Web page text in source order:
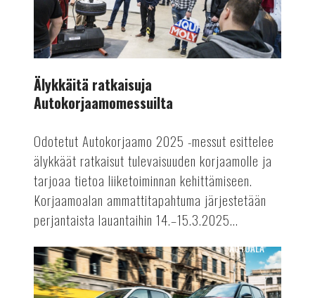
Älykkäitä ratkaisuja
Autokorjaamomessuilta
Odotetut Autokorjaamo 2025 -messut esittelee
älykkäät ratkaisut tulevaisuuden korjaamolle ja
tarjoaa tietoa liiketoiminnan kehittämiseen.
Korjaamoalan ammattitapahtuma järjestetään
perjantaista lauantaihin 14.–15.3.2025...
Polttomoottoriautojen
tuotantoon
rajoituksia?
AUTOALA